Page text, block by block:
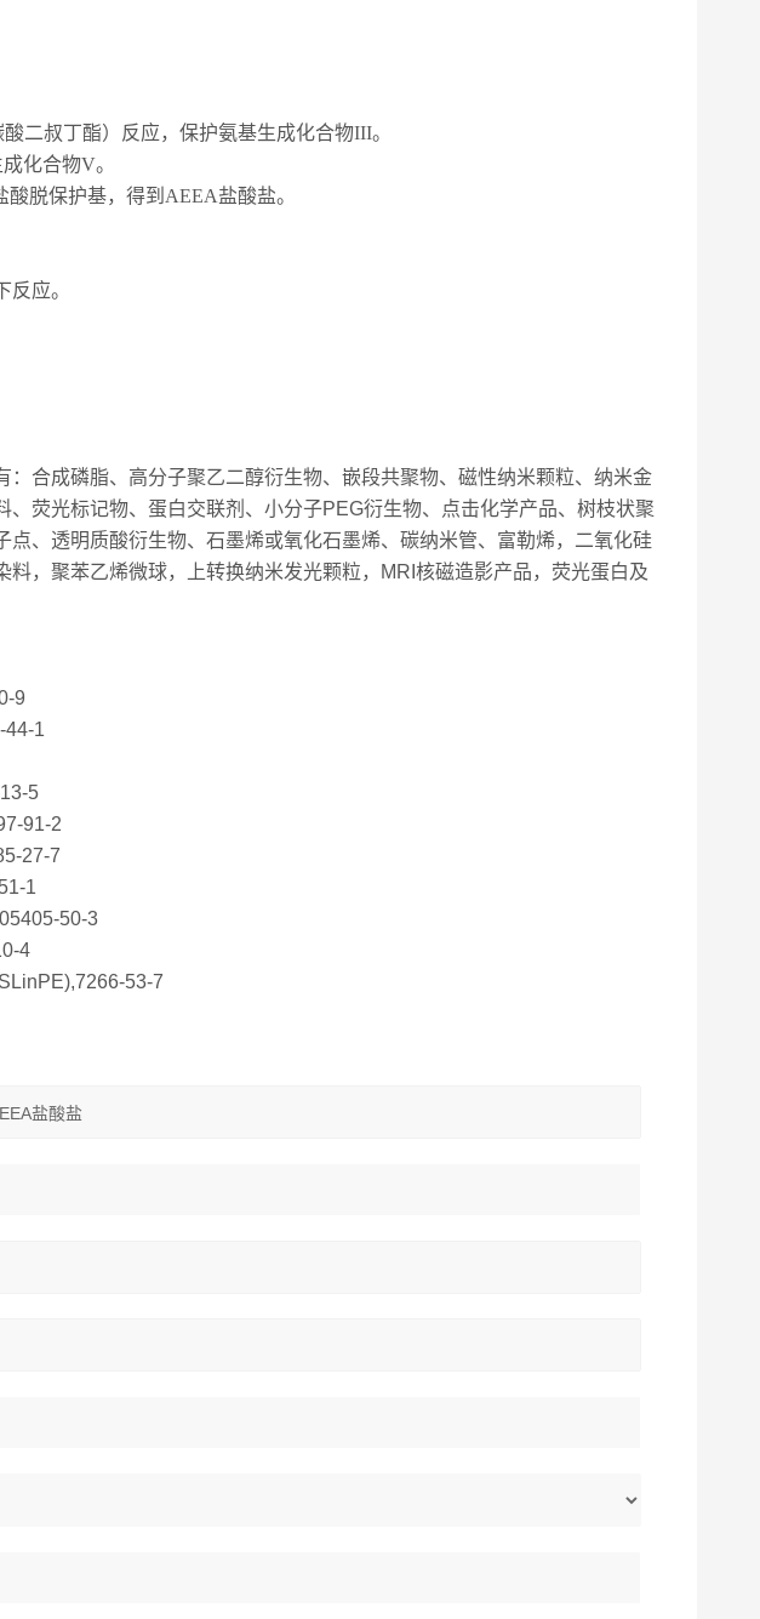
二叔丁酯）反应，保护氨基生成化合物III。
化合物V。
脱保护基，得到AEEA盐酸盐。
应。
：合成磷脂、高分子聚乙二醇衍生物、嵌段共聚物、磁性纳米颗粒、纳米金
、荧光标记物、蛋白交联剂、小分子PEG衍生物、点击化学产品、树枝状聚
点、透明质酸衍生物、石墨烯或氧化石墨烯、碳纳米管、富勒烯，二氧化硅
料，聚苯乙烯微球，上转换纳米发光颗粒，MRI核磁造影产品，荧光蛋白及
9
44-1
5
91-2
27-7
1
50-3
4
53-7